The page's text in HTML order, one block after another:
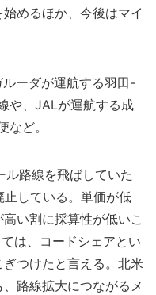
めるほか、今後はマイ
ーダが運航する羽田-
や、JALが運航する成
ど。
路線を飛ばしていた
している。単価が低
い割に採算性が低いこ
は、コードシェアとい
つけたと言える。北米
路線拡大につながるメ